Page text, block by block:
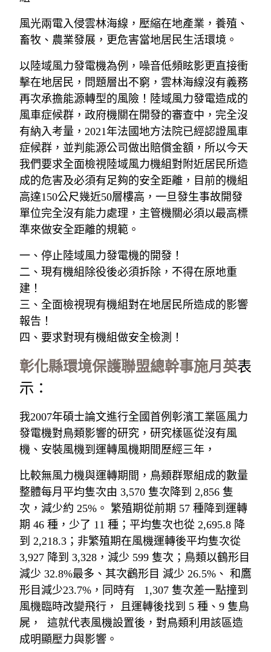
風光兩電入侵雲林海線，壓縮在地產業，養殖、
畜牧、農業發展，更危害當地居民生活環境。
以陸域風力發電機為例，噪音低頻眩影更直接衝
擊在地居民，問題層出不窮，雲林海線沒有義務
再次承擔能源轉型的風險！陸域風力發電造成的
風車症候群，政府機關在開發的審查中，完全沒
有納入考量，2021年法國地方法院已經認證風車
症候群，並判能源公司做出賠償金額，所以今天
我們要求全面檢視陸域風力機組對附近居民所造
成的危害及必須有足夠的安全距離，目前的機組
高達150公尺幾近50層樓高，一旦發生事故開發
單位完全沒有能力處理，主管機關必須以最高標
準來做安全距離的規範。
一、停止陸域風力發電機的開發！
二、現有機組除役後必須拆除，不得在原地重
建！
三、全面檢視現有機組對在地居民所造成的影響
報告！
四、要求對現有機組做安全檢測！
彰化縣環境保護聯盟總幹事施月英表
示：
我2007年碩士論文進行全國首例彰濱工業區風力
發電機對鳥類影響的研究，研究樣區從沒有風
機、安裝風機到運轉風機期間歷經三年，
比較無風力機與運轉期間，鳥類群聚組成的數量
整體每月平均隻次由 3,570 隻次降到 2,856 隻
次，減少約 25%。 繁殖期從前期 57 種降到運轉
期 46 種，少了 11 種；平均隻次也從 2,695.8 降
到 2,218.3；非繁殖期在風機運轉後平均隻次從
3,927 降到 3,328，減少 599 隻次；鳥類以鶴形目
減少 32.8%最多、其次鸛形目 減少 26.5%、 和鷹
形目減少23.7%，同時有   1,307 隻次差一點撞到
風機臨時改變飛行， 且運轉後找到 5 種、9 隻鳥
屍，  這就代表風機設置後，對鳥類利用該區造
成明顯壓力與影響。